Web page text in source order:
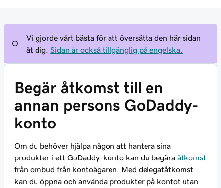
Vi gjorde vårt bästa för att översätta den här sidan
åt dig.
Sidan är också tillgänglig på engelska.
Begär åtkomst till en
annan persons GoDaddy-
konto
Om du behöver hjälpa någon att hantera sina
produkter i ett GoDaddy-konto kan du begära åtkomst
från ombud från kontoägaren. Med delegatåtkomst
kan du öppna och använda produkter på kontot utan